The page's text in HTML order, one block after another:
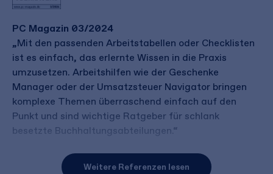
PC Magazin 03/2024
„Mit den passenden Arbeitstabellen oder Checklisten
ist es einfach, das erlernte Wissen in die Praxis
umzusetzen. Arbeitshilfen wie der Geschenke
Manager oder der Umsatzsteuer Navigator bringen
komplexe Themen überraschend einfach auf den
Punkt und sind wichtige Ratgeber für schlank
besetzte Buchhaltungsabteilungen.“
Weitere Referenzen lesen